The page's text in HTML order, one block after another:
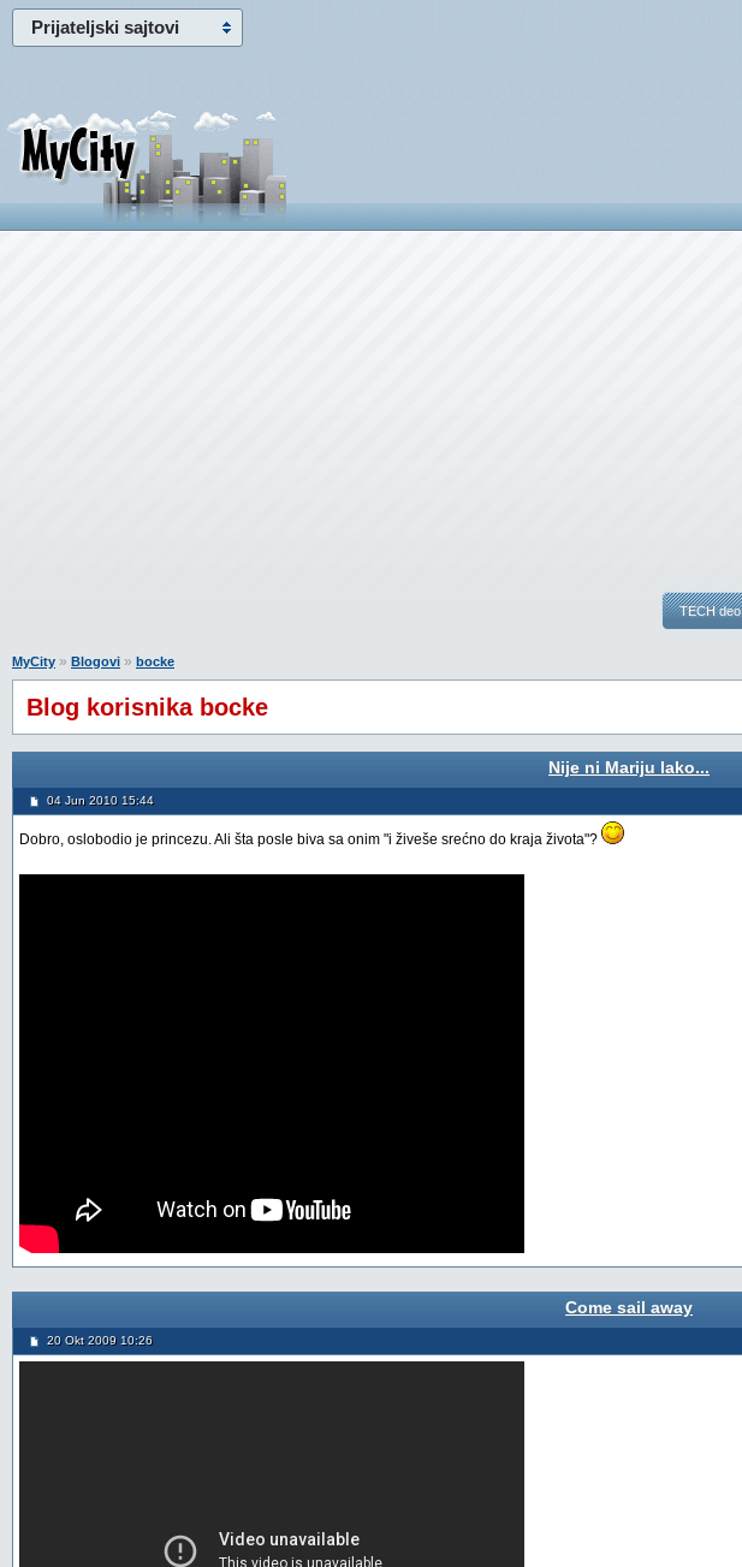
Prijateljski sajtovi
TECH deo
MyCity » Blogovi » bocke
Blog korisnika bocke
Nije ni Mariju lako...
04 Jun 2010 15:44
Dobro, oslobodio je princezu. Ali šta posle biva sa onim "i živeše srećno do kraja života"?
Come sail away
20 Okt 2009 10:26